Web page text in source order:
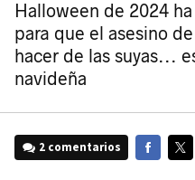
Halloween de 2024
para que el asesino
hacer de las suyas...
navideña
2 comentarios